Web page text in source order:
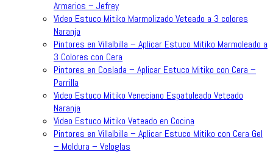
Armarios – Jefrey
Video Estuco Mitiko Marmolizado Veteado a 3 colores
Naranja
Pintores en Villalbilla – Aplicar Estuco Mitiko Marmoleado a
3 Colores con Cera
Pintores en Coslada – Aplicar Estuco Mitiko con Cera –
Parrilla
Video Estuco Mitiko Veneciano Espatuleado Veteado
Naranja
Video Estuco Mitiko Veteado en Cocina
Pintores en Villalbilla – Aplicar Estuco Mitiko con Cera Gel
– Moldura – Veloglas